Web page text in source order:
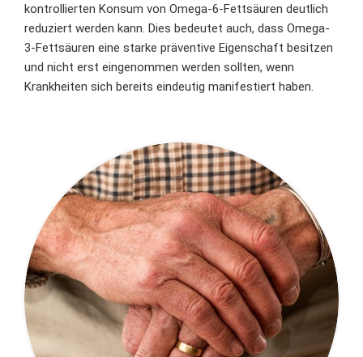
kontrollierten Konsum von Omega-6-Fettsäuren deutlich
reduziert werden kann. Dies bedeutet auch, dass Omega-
3-Fettsäuren eine starke präventive Eigenschaft besitzen
und nicht erst eingenommen werden sollten, wenn
Krankheiten sich bereits eindeutig manifestiert haben.